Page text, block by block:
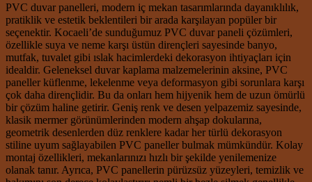
PVC duvar panelleri, modern iç mekan tasarımlarında dayanıklılık,
pratiklik ve estetik beklentileri bir arada karşılayan popüler bir
seçenektir. Kocaeli’de sunduğumuz PVC duvar paneli çözümleri,
özellikle suya ve neme karşı üstün dirençleri sayesinde banyo,
mutfak, tuvalet gibi ıslak hacimlerdeki dekorasyon ihtiyaçları için
idealdir. Geleneksel duvar kaplama malzemelerinin aksine, PVC
paneller küflenme, lekelenme veya deformasyon gibi sorunlara karşı
çok daha dirençlidir. Bu da onları hem hijyenik hem de uzun ömürlü
bir çözüm haline getirir. Geniş renk ve desen yelpazemiz sayesinde,
klasik mermer görünümlerinden modern ahşap dokularına,
geometrik desenlerden düz renklere kadar her türlü dekorasyon
stiline uyum sağlayabilen PVC paneller bulmak mümkündür. Kolay
montaj özellikleri, mekanlarınızı hızlı bir şekilde yenilemenize
olanak tanır. Ayrıca, PVC panellerin pürüzsüz yüzeyleri, temizlik ve